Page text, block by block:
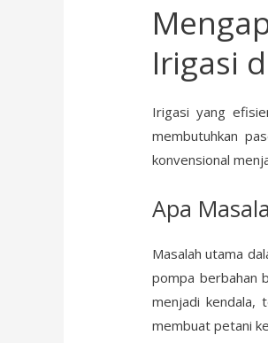
Irigasi
Irigasi yang
membutuhkan
konvensional
Apa
Masalah utama
pompa berbahan
menjadi kendala,
membuat petani